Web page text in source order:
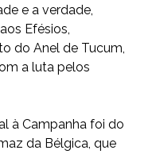
e a verdade,
Efésios,
do Anel de Tucum,
a luta pelos
à Campanha foi do
da Bélgica, que